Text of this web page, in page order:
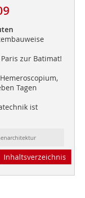
zur Batimat!
Tagen
ist
Inhaltsverzeichnis